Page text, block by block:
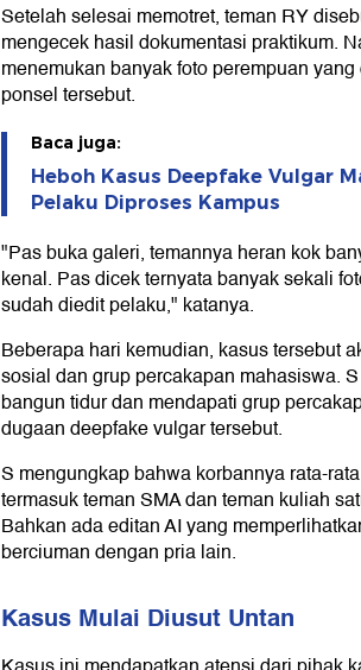
Setelah selesai memotret, teman RY
mengecek hasil dokumentasi praktikum.
menemukan banyak foto perempuan
ponsel tersebut.
Baca juga:
Heboh Kasus Deepfake Vulgar
Pelaku Diproses Kampus
"Pas buka galeri, temannya heran kok
kenal. Pas dicek ternyata banyak sekali
sudah diedit pelaku," katanya.
Beberapa hari kemudian, kasus tersebut
sosial dan grup percakapan mahasiswa.
bangun tidur dan mendapati grup
dugaan deepfake vulgar tersebut.
S mengungkap bahwa korbannya rata-
termasuk teman SMA dan teman kuliah
Bahkan ada editan AI yang
berciuman dengan pria lain.
Kasus Mulai Diusut Untan